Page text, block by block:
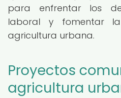
para enfrentar los
laboral y fomentar
agricultura urbana.
Proyectos
agricultura